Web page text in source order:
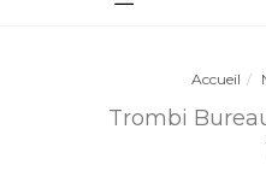
Accueil
Trombi